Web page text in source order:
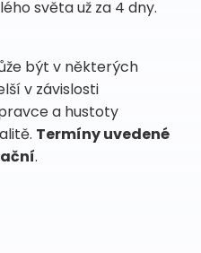
světa už za 4 dny.
být v některých
v závislosti
a hustoty
Termíny uvedené
.